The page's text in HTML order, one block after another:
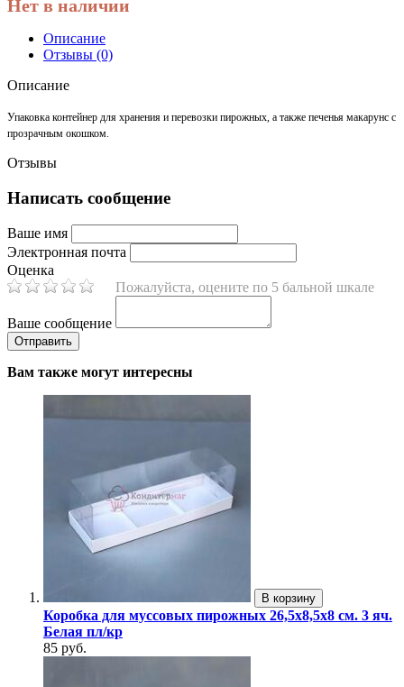
Нет в наличии
Описание
Отзывы (0)
Описание
Упаковка контейнер для хранения и перевозки пирожных, а также печенья макарунс с
прозрачным окошком.
Отзывы
Написать сообщение
Ваше имя
Электронная почта
Оценка
Пожалуйста, оцените по 5 бальной шкале
Ваше сообщение
Вам также могут интересны
В корзину
Коробка для муссовых пирожных 26,5х8,5х8 см. 3 яч.
Белая пл/кр
85 руб.